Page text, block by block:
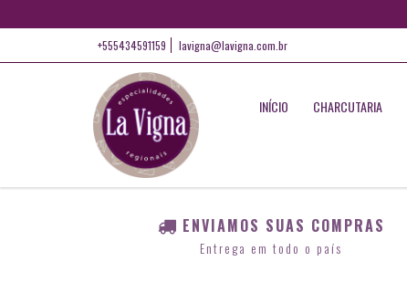
+555434591159 lavigna@lavigna.com.br
INÍCIO CHARCUTARIA
ENVIAMOS SUAS COMPRAS
Entrega em todo o país